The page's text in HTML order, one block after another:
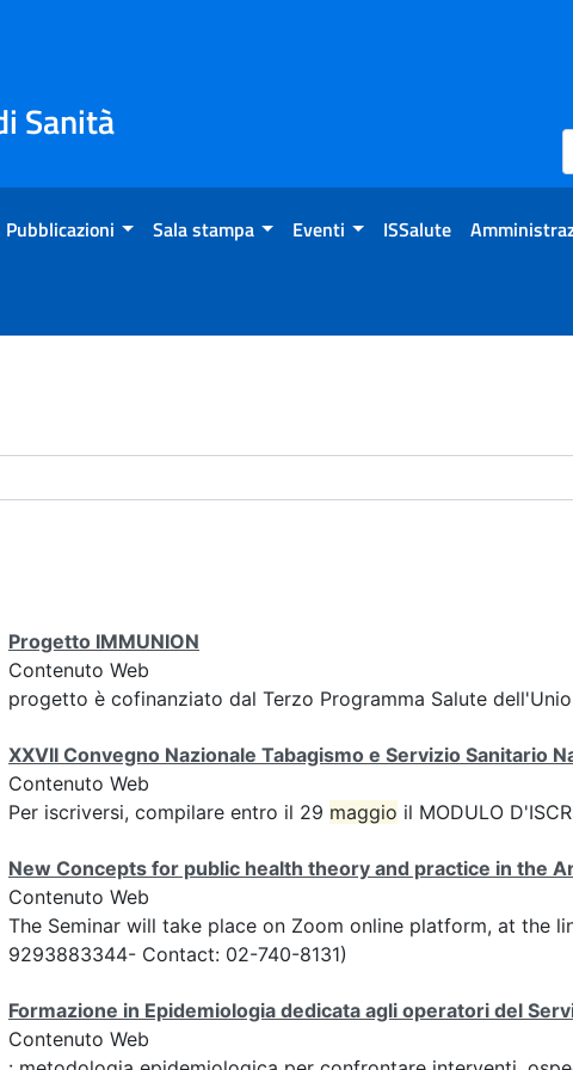
Sanità
Pubblicazioni Sala stampa Eventi ISSalute
Progetto IMMUNION
Contenuto Web
progetto è cofinanziato dal Terzo Programma Salute
XXVII Convegno Nazionale Tabagismo e Servizio Sanitario
Contenuto Web
Per iscriversi, compilare entro il 29 maggio il MODULO
New Concepts for public health theory and practice in the
Contenuto Web
The Seminar will take place on Zoom online platform, at the
9293883344- Contact: 02-740-8131)
Formazione in Epidemiologia dedicata agli operatori del
Contenuto Web